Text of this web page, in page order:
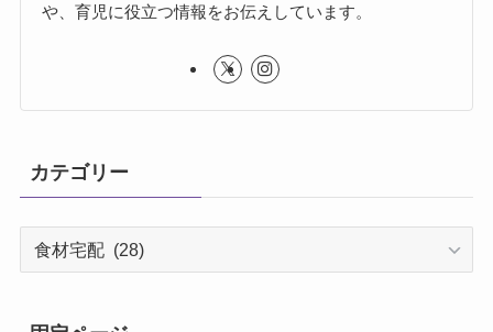
や、育児に役立つ情報をお伝えしています。
カテゴリー
リ